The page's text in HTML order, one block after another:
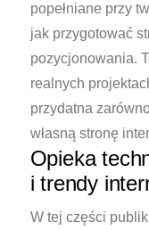
popełniane przy
jak przygotować
pozycjonowania.
realnych
przydatna
własną stronę
Opieka
i trendy
W tej części